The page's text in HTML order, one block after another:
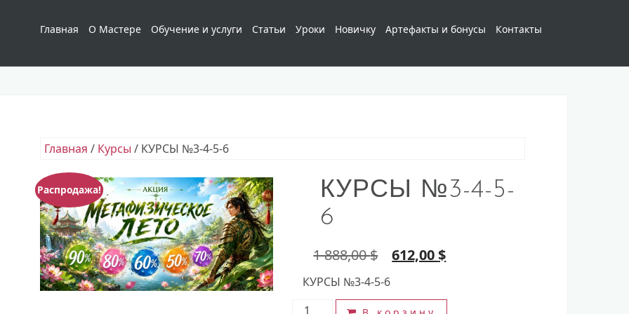
Главная О Мастере Обучение и услуги Статьи Уроки Новичку Артефакты и бонусы Контакты
Главная / Курсы / КУРСЫ №3-4-5-6
Распродажа!
КУРСЫ №3-4-5-
6
1 888,00$
Первоначальная
составляла
1
612,00$
КУРСЫ №3-4-5-6
Количество